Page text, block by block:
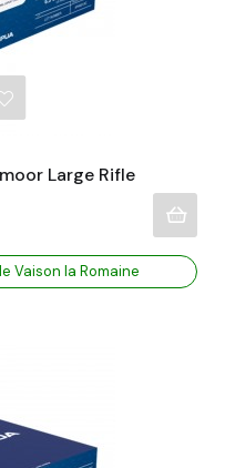
Large Rifle
Vaison la Romaine